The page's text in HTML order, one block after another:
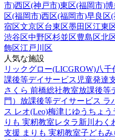
市)西区(神戸市)東区(福岡市)博
区(福岡市)西区(福岡市)早良区
宿区文京区台東区墨田区江東
渋谷区中野区杉並区豊島区北
飾区江戸川区
人気な施設
リックグロー(LICGROW)八
課後等デイサービス 児童発達
さくら 前橋総社教室放課後等
門） 放課後等デイサービス ラ
ス レオ(Leo)梅津じゆうちょう
りも 実籾教室レタラ新川 わく
支援 まりも 実籾教室子どもみ